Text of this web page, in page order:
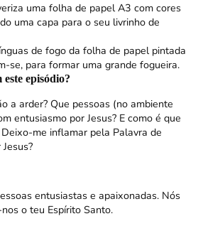
uma folha de papel A3 com cores
uma capa para o seu livrinho de
de fogo da folha de papel pintada
se, para formar uma grande fogueira.
episódio?
a arder? Que pessoas (no ambiente
entusiasmo por Jesus? E como é que
me inflamar pela Palavra de
entusiastas e apaixonadas. Nós
o teu Espírito Santo.